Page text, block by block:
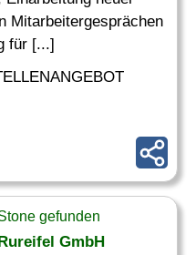
Mitarbeitergesprächen
für [...]
gefunden
GmbH